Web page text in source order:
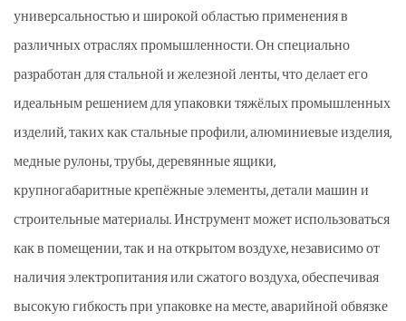
универсальностью и широкой областью применения в
различных отраслях промышленности. Он специально
разработан для стальной и железной ленты, что делает его
идеальным решением для упаковки тяжёлых промышленных
изделий, таких как стальные профили, алюминиевые изделия,
медные рулоны, трубы, деревянные ящики,
крупногабаритные крепёжные элементы, детали машин и
строительные материалы. Инструмент может использоваться
как в помещении, так и на открытом воздухе, независимо от
наличия электропитания или сжатого воздуха, обеспечивая
высокую гибкость при упаковке на месте, аварийной обвязке